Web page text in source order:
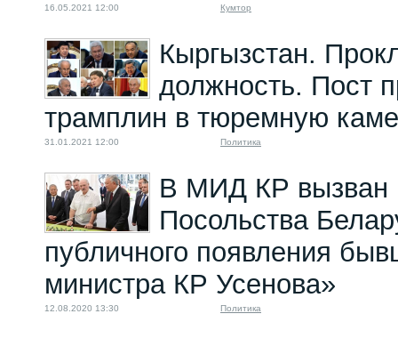
16.05.2021 12:00 Кумтор
Кыргызстан.
должность. Пост
трамплин в тюремную
31.01.2021 12:00 Политика
В МИД КР вызван
Посольства
публичного появления
министра КР Усенова»
12.08.2020 13:30 Политика